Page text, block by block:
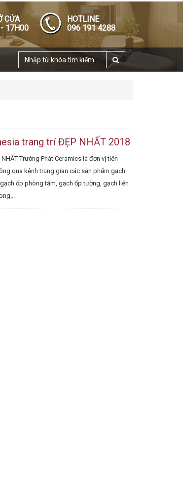
CỬA
17H00
HOTLINE
096 191 4288
trang trí ĐẸP NHẤT 2018
Trường Phát Ceramics là đơn vị tiên
qua kênh trung gian các sản phẩm gạch
ốp phòng tắm, gạch ốp tường, gạch liên